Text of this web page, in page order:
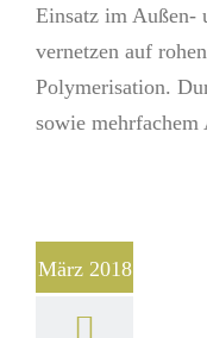
Einsatz im Außen-
vernetzen auf
Polymerisation.
sowie
März 2018